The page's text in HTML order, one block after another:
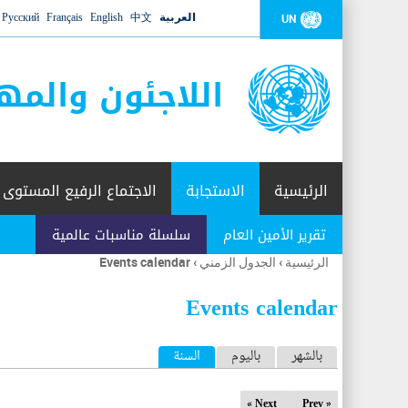
UN العربية 中文
English
Français
Русский
اللاجئون
الرئيسية الاستجابة
تقرير الأمين العام سلسلة مناسبات عالمية
الاجتماع الرفيع المستوى
أنت
هنا
الرئيسية › الجدول الزمني ›
Events calendar
Events calendar
ا
ل
بالشهر باليوم السنة (علامة التبويب النشطة)